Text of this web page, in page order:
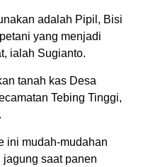
adalah Pipil, Bisi
yang menjadi
ialah Sugianto.
tanah kas Desa
Tebing Tinggi,
ini mudah-mudahan
saat panen